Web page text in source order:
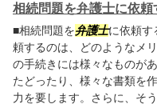
相続問題を弁護士に依頼
■相続問題を弁護士に依頼す
頼するのは、どのようなメ
の手続きには様々なものが
たどったり、様々な書類を
力を要します。さらに、そ